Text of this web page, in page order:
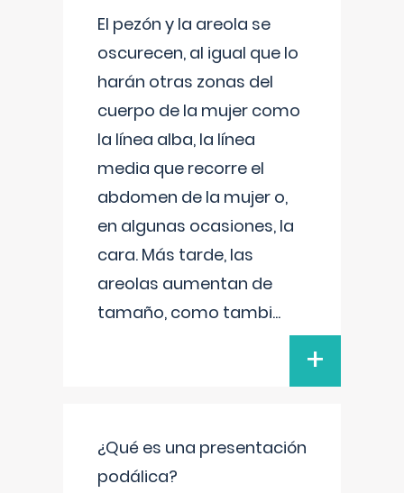
El pezón y la areola se
oscurecen, al igual que lo
harán otras zonas del
cuerpo de la mujer como
la línea alba, la línea
media que recorre el
abdomen de la mujer o,
en algunas ocasiones, la
cara. Más tarde, las
areolas aumentan de
tamaño, como tambi...
+
¿Qué es una presentación
podálica?